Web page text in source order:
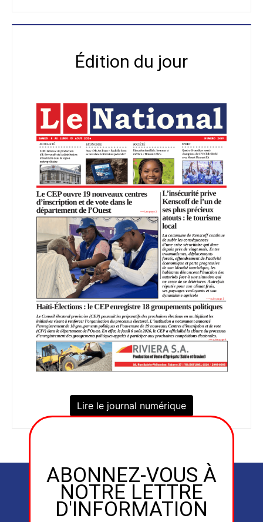
Édition du jour
Lire le journal numérique
ABONNEZ-VOUS À
NOTRE LETTRE
D'INFORMATION